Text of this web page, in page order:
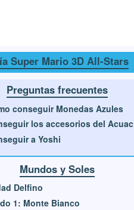
Super Mario 3D All-Stars
Preguntas frecuentes
conseguir Monedas Azules
los accesorios del Acuac
a Yoshi
Mundos y Soles
Delfino
1: Monte Bianco